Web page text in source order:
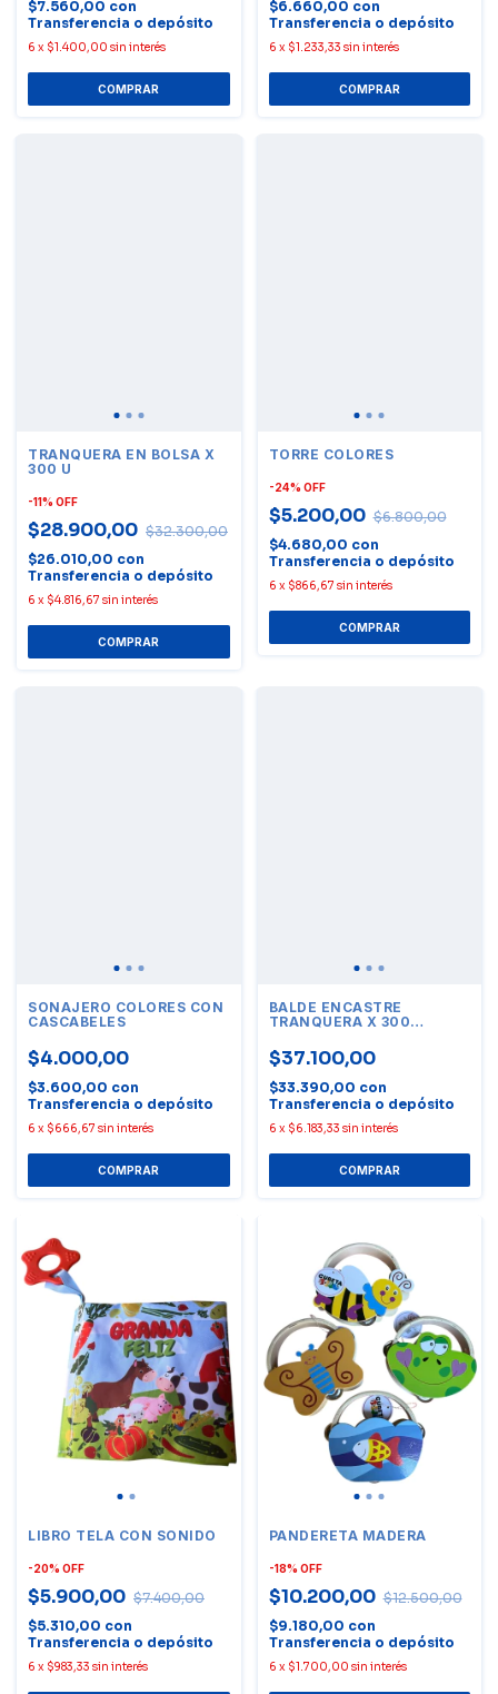
$7.560,00 con
Transferencia o depósito
6 x $1.400,00 sin interés
$6.660,00 con
Transferencia o depósito
6 x $1.233,33 sin interés
TRANQUERA EN BOLSA X
300 U
-11% OFF
$28.900,00 $32.300,00
$26.010,00 con
Transferencia o depósito
6 x $4.816,67 sin interés
TORRE COLORES
-24% OFF
$5.200,00 $6.800,00
$4.680,00 con
Transferencia o depósito
6 x $866,67 sin interés
SONAJERO COLORES CON
CASCABELES
$4.000,00
$3.600,00 con
Transferencia o depósito
6 x $666,67 sin interés
BALDE ENCASTRE
TRANQUERA X 300
$37.100,00
$33.390,00 con
Transferencia o depósito
6 x $6.183,33 sin interés
LIBRO TELA CON SONIDO
-20% OFF
$5.900,00 $7.400,00
$5.310,00 con
Transferencia o depósito
6 x $983,33 sin interés
PANDERETA MADERA
-18% OFF
$10.200,00 $12.500,00
$9.180,00 con
Transferencia o depósito
6 x $1.700,00 sin interés